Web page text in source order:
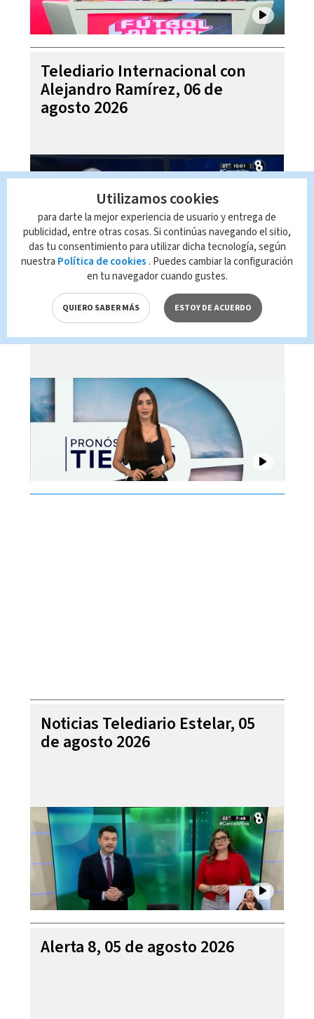
Telediario Internacional con
Alejandro Ramírez, 06 de
agosto 2026
Pronóstico del tiempo para
Costa Rica 06 de agosto 2026,
con Emily Quiñones
Noticias Telediario Estelar, 05
de agosto 2026
Alerta 8, 05 de agosto 2026
Utilizamos cookies
para darte la mejor experiencia de usuario y entrega de
publicidad, entre otras cosas. Si continúas navegando el sitio,
das tu consentimiento para utilizar dicha tecnología, según
nuestra Política de cookies . Puedes cambiar la configuración
en tu navegador cuando gustes.
QUIERO SABER MÁS ESTOY DE ACUERDO